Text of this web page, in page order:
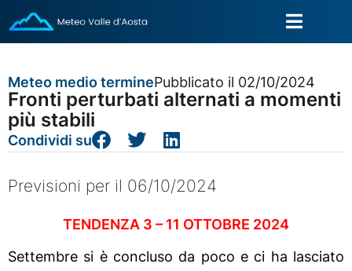
Meteo medio terminePubblicato il 02/10/2024
Fronti perturbati alternati a momenti
più stabili
Condividi su
Previsioni per il 06/10/2024
TENDENZA 3 – 11 OTTOBRE 2024
Settembre si è concluso da poco e ci ha lasciato